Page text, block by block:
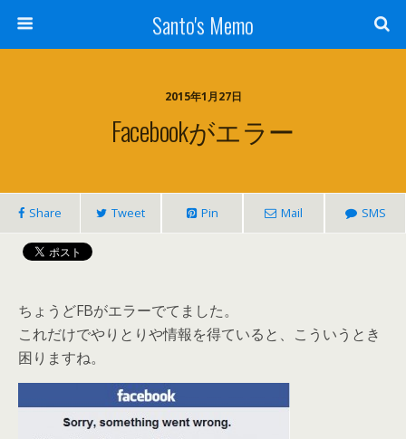
Santo's Memo
2015年1月27日
Facebookがエラー
Share Tweet Pin Mail SMS
ちょうどFBがエラーでてました。
これだけでやりとりや情報を得ていると、こういうとき
困りますね。